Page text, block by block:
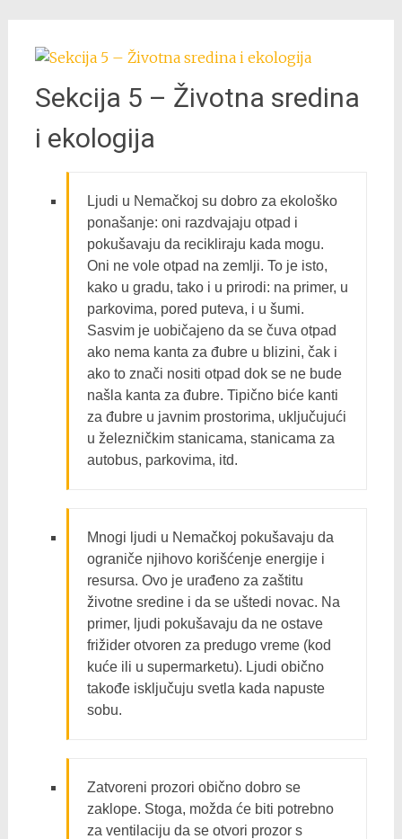
Sekcija 5 – Životna sredina
i ekologija
Ljudi u Nemačkoj su dobro za ekološko
ponašanje: oni razdvajaju otpad i
pokušavaju da recikliraju kada mogu.
Oni ne vole otpad na zemlji. To je isto,
kako u gradu, tako i u prirodi: na primer, u
parkovima, pored puteva, i u šumi.
Sasvim je uobičajeno da se čuva otpad
ako nema kanta za đubre u blizini, čak i
ako to znači nositi otpad dok se ne bude
našla kanta za đubre. Tipično biće kanti
za đubre u javnim prostorima, uključujući
u železničkim stanicama, stanicama za
autobus, parkovima, itd.
Mnogi ljudi u Nemačkoj pokušavaju da
ograniče njihovo korišćenje energije i
resursa. Ovo je urađeno za zaštitu
životne sredine i da se uštedi novac. Na
primer, ljudi pokušavaju da ne ostave
frižider otvoren za predugo vreme (kod
kuće ili u supermarketu). Ljudi obično
takođe isključuju svetla kada napuste
sobu.
Zatvoreni prozori obično dobro se
zaklope. Stoga, možda će biti potrebno
za ventilaciju da se otvori prozor s